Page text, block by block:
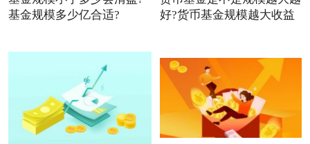
基金规模多少亿合适?
好?货币基金规模越大收益